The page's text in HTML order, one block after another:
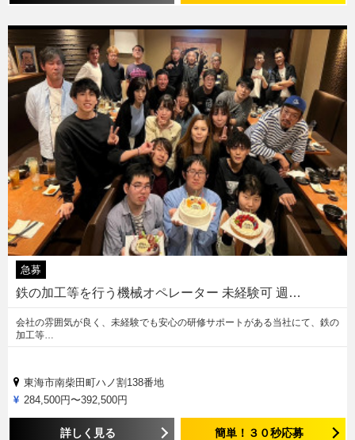
急募
鉄の加工等を行う機械オペレーター 未経験可 週…
会社の雰囲気が良く、未経験でも安心の研修サポートがある当社にて、鉄の
加工等…
東海市南柴田町ハノ割138番地
284,500円〜392,500円
詳しく見る 簡単！３０秒応募